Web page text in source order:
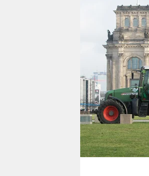
wahrheit
verlag
verlag
veranstaltungen
shop
fragen & hilfe
unterstützen
abo